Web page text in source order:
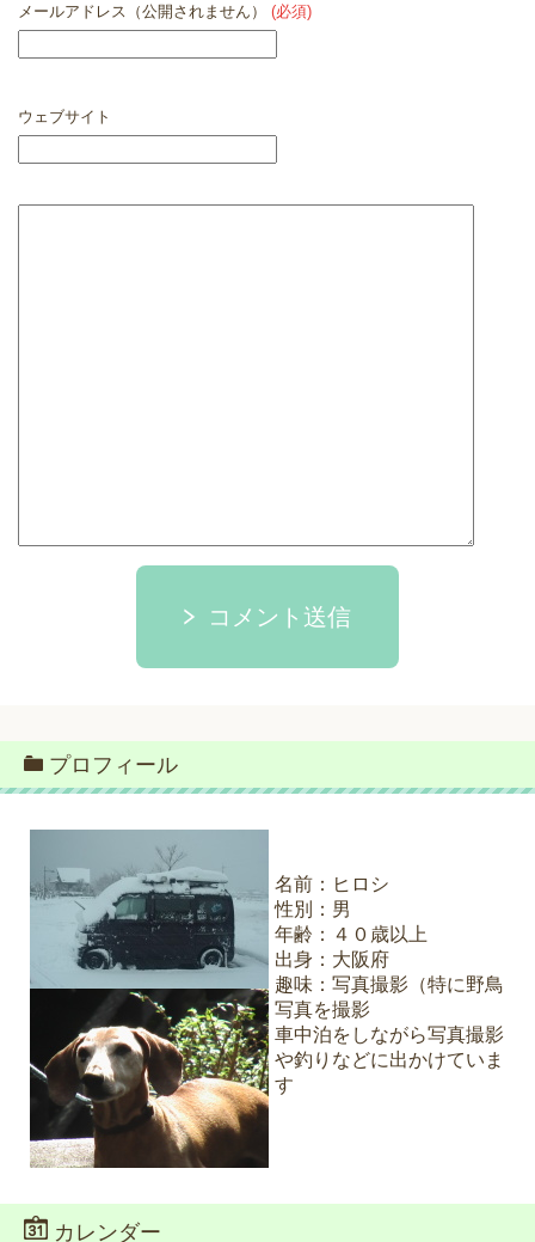
メールアドレス（公開されません） (必須)
ウェブサイト
コメント送信
プロフィール
名前：ヒロシ
性別：男
年齢：４０歳以上
出身：大阪府
趣味：写真撮影（特に野鳥
写真を撮影
車中泊をしながら写真撮影
や釣りなどに出かけていま
す
カレンダー